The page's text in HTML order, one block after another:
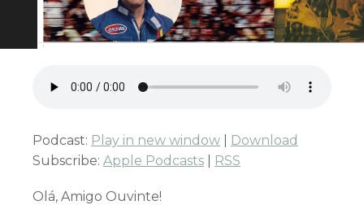
Podcast: Play in new window
Download
Subscribe: Apple Podcasts RSS
Olá, Amigo Ouvinte!